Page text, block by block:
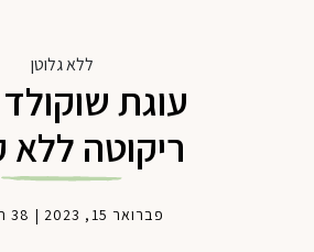
ללא גלוטן
עוגת שוקולד
ריקוטה
פברואר 15, 2023 |